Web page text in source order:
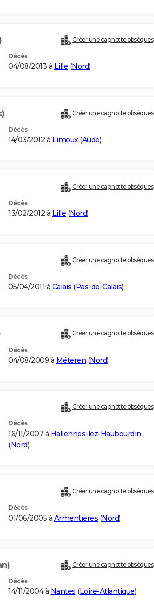
Créer une cagnotte obsèques
Décès
04/08/2013 à Lille (Nord)
Créer une cagnotte obsèques
Décès
14/03/2012 à Limoux(Aude)
Créer une cagnotte obsèques
Décès
13/02/2012 à Lille (Nord)
Créer une cagnotte obsèques
Décès
05/04/2011 à Calais (Pas-de-Calais)
Créer une cagnotte obsèques
Décès
04/08/2009 à Méteren (Nord)
Créer une cagnotte obsèques
Décès
16/11/2007 à Hallennes-lez-Haubourdin
(Nord)
Créer une cagnotte obsèques
Décès
01/06/2005 à Armentières (Nord)
Créer une cagnotte obsèques
Décès
14/11/2004 à Nantes (Loire-Atlantique)